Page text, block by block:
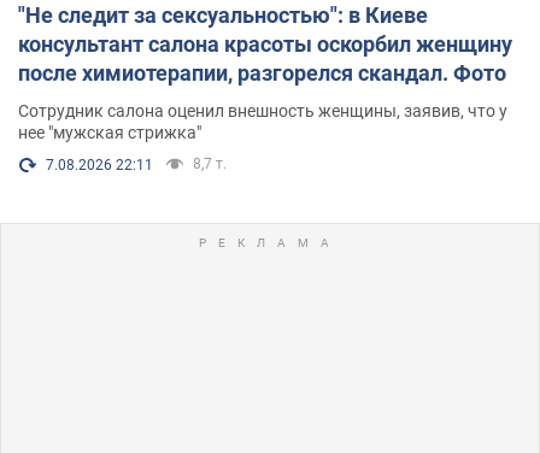
"Не следит за сексуальностью": в Киеве
консультант салона красоты оскорбил женщину
после химиотерапии, разгорелся скандал. Фото
Сотрудник салона оценил внешность женщины, заявив, что у
нее "мужская стрижка"
7.08.2026 22:11 8,7 т.